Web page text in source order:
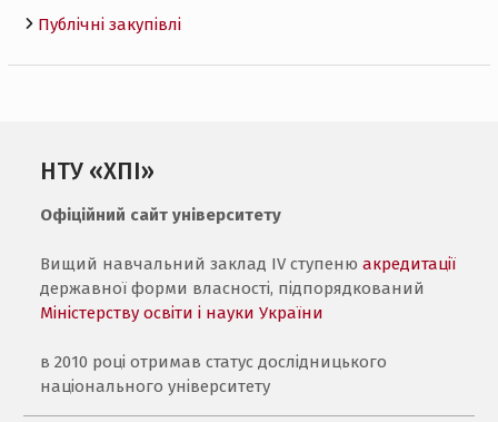
Публічні закупівлі
НТУ «ХПІ»
Офіційний сайт університету
Вищий навчальний заклад IV ступенюакредитації
державної форми власності, підпорядкований
Міністерству освіти і науки України
в 2010 році отримав статус дослідницького
національного університету